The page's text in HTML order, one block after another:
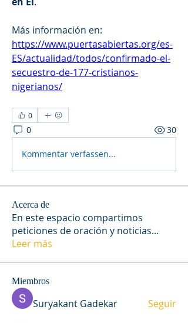
Más información en:
https://www.puertasabiertas.org/es-
ES/actualidad/todos/confirmado-el-
secuestro-de-177-cristianos-
nigerianos/
0
0 30
Kommentar verfassen...
Acerca de
En este espacio compartimos
peticiones de oración y noticias...
Leer más
Miembros
Suryakant Gadekar Seguir